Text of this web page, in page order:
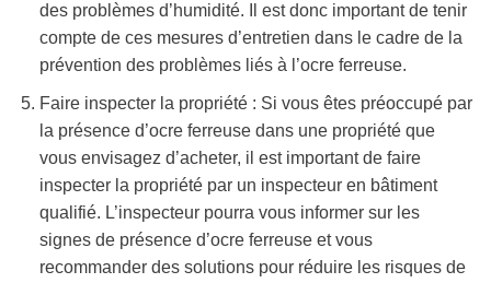
des problèmes d’humidité. Il est donc important de tenir
compte de ces mesures d’entretien dans le cadre de la
prévention des problèmes liés à l’ocre ferreuse.
Faire inspecter la propriété : Si vous êtes préoccupé par
la présence d’ocre ferreuse dans une propriété que
vous envisagez d’acheter, il est important de faire
inspecter la propriété par un inspecteur en bâtiment
qualifié. L’inspecteur pourra vous informer sur les
signes de présence d’ocre ferreuse et vous
recommander des solutions pour réduire les risques de